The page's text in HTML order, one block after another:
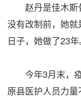
赵丹是佳木斯
没有改制前，她
日子，她做了23年
今年3月末，疫
原县医护人员力